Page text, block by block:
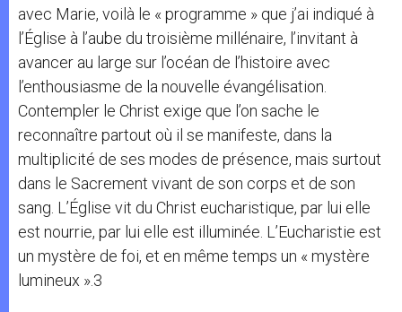
avec Marie, voilà le « programme » que j’ai indiqué à
l’Église à l’aube du troisième millénaire, l’invitant à
avancer au large sur l’océan de l’histoire avec
l’enthousiasme de la nouvelle évangélisation.
Contempler le Christ exige que l’on sache le
reconnaître partout où il se manifeste, dans la
multiplicité de ses modes de présence, mais surtout
dans le Sacrement vivant de son corps et de son
sang. L’Église vit du Christ eucharistique, par lui elle
est nourrie, par lui elle est illuminée. L’Eucharistie est
un mystère de foi, et en même temps un « mystère
lumineux ».3